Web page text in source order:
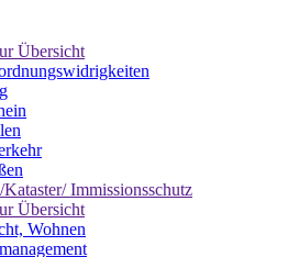
Übersicht
Immissionsschutz
Übersicht
Wohnen